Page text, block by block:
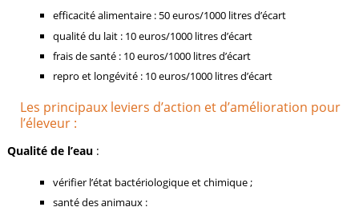
efficacité alimentaire : 50 euros/1000 litres d’écart
qualité du lait : 10 euros/1000 litres d’écart
frais de santé : 10 euros/1000 litres d’écart
repro et longévité : 10 euros/1000 litres d’écart
Les principaux leviers d’action et d’amélioration pour
l’éleveur :
Qualité de l’eau:
vérifier l’état bactériologique et chimique ;
santé des animaux :